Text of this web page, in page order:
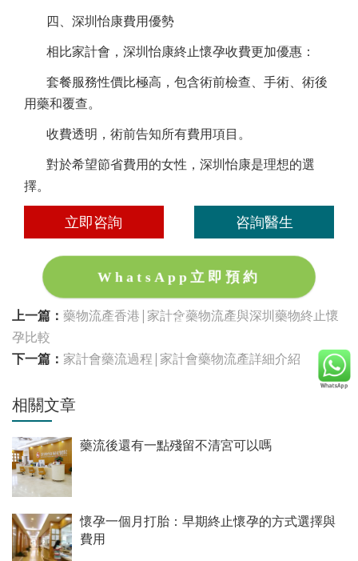
四、深圳怡康費用優勢
相比家計會，深圳怡康終止懷孕收費更加優惠：
套餐服務性價比極高，包含術前檢查、手術、術後
用藥和覆查。
收費透明，術前告知所有費用項目。
對於希望節省費用的女性，深圳怡康是理想的選
擇。
立即咨詢 咨詢醫生
WhatsApp立即預約
上一篇： 藥物流產香港|家計會藥物流產與深圳藥物終止懷
孕比較
下一篇： 家計會藥流過程|家計會藥物流產詳細介紹
相關文章
藥流後還有一點殘留不清宮可以嗎
懷孕一個月打胎：早期終止懷孕的方式選擇與
費用